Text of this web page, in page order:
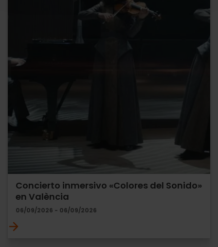
Concierto inmersivo «Colores del Sonido»
en València
06/09/2026 - 06/09/2026